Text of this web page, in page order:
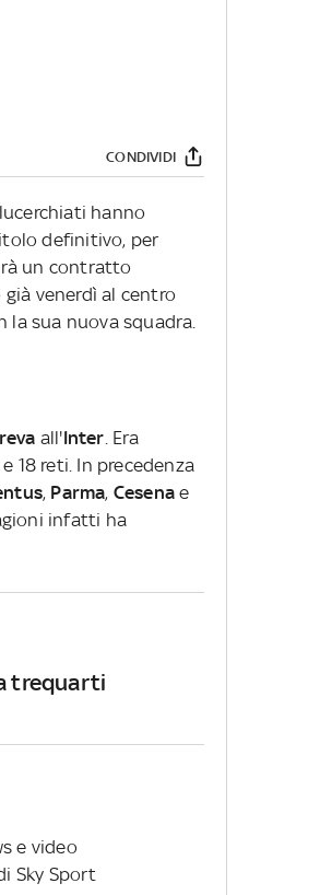
CONDIVIDI
hanno
definitivo, per
un contratto
già venerdì al centro
la sua nuova squadra.
all'Inter. Era
18 reti. In precedenza
, Parma, Cesena e
infatti ha
trequarti
e video
Sky Sport